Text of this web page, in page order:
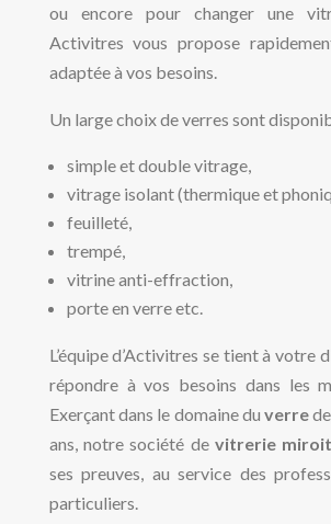
ou encore pour changer une
Activitres vous propose
adaptée à vos besoins.
Un large choix de verres sont
simple et double vitrage,
vitrage isolant (thermique et
feuilleté,
trempé,
vitrine anti-effraction,
porte en verre etc.
L’équipe d’Activitres se tient à votre
répondre à vos besoins dans les
Exerçant dans le domaine du verre
ans, notre société de vitrerie
ses preuves, au service des
particuliers.